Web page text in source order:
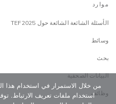
موارد
الأسئلة الشائعة الشائعة حول TEF2025
وسائط
بحث
البيانات الصحفية
وظائف
من خلال الاستمرار في استخدام هذا
استخدام ملفات تعريف الارتباط.